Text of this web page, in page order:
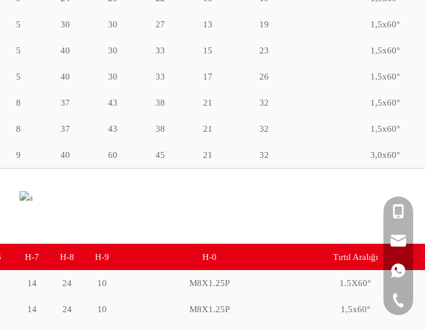
5 30 30 27 13 19 1,5x60°
5 40 30 33 15 23 1,5x60°
5 40 30 33 17 26 1,5x60°
8 37 43 38 21 32 1,5x60°
8 37 43 38 21 32 1,5x60°
9 40 60 45 21 32 3,0x60°
H-7 H-8 H-9 H-0 Tırtıl Aralığı
14 24 10 M8X1.25P 1.5X60°
14 24 10 M8X1.25P 1,5x60°
+86-
+86-
+86-